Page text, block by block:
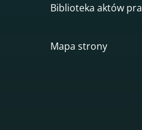
Biblioteka aktów
Mapa strony